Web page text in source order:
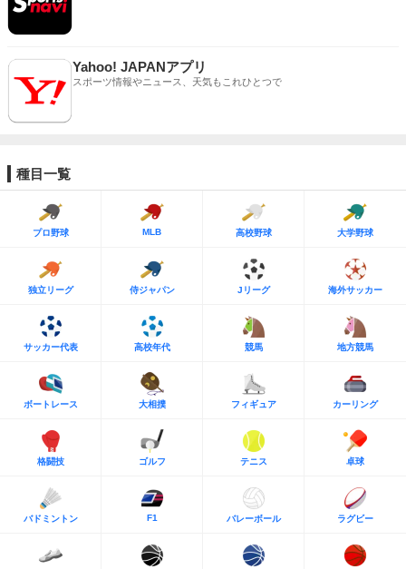
Yahoo! JAPANアプリ
スポーツ情報やニュース、天気もこれひとつで
種目一覧
プロ野球 MLB 高校野球 大学野球
独立リーグ 侍ジャパン Jリーグ 海外サッカー
サッカー代表 高校年代 競馬 地方競馬
ボートレース 大相撲 フィギュア カーリング
格闘技 ゴルフ テニス 卓球
バドミントン F1 バレーボール ラグビー